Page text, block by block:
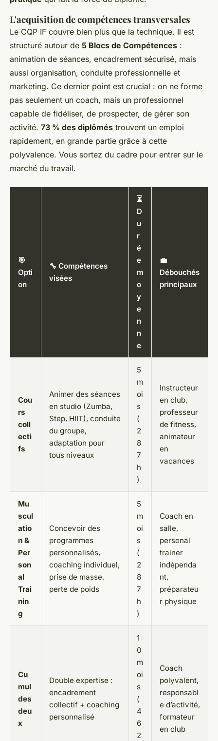
L'acquisition de compétences transversales
Le CQP IF couvre bien plus que la technique. Il est
structuré autour de 5 Blocs de Compétences :
animation de séances, encadrement sécurisé, mais
aussi organisation, conduite professionnelle et
marketing. Ce dernier point est crucial : on ne forme
pas seulement un coach, mais un professionnel
capable de fidéliser, de prospecter, de gérer son
activité. 73 % des diplômés trouvent un emploi
rapidement, en grande partie grâce à cette
polyvalence. Vous sortez du cadre pour entrer sur le
marché du travail.
🎯
Opti
on
🔧 Compétences
visées
⏳
D
u
r
é
e
m
o
y
e
n
n
e
💼
Débouchés
principaux
Cou
rs
coll
ecti
fs
Animer des séances
en studio (Zumba,
Step, HIIT), conduite
du groupe,
adaptation pour
tous niveaux
5
m
oi
s
(
2
8
7
h
)
Instructeur
en club,
professeur
de fitness,
animateur
en
vacances
Mu
scul
atio
n &
Per
son
al
Trai
nin
g
Concevoir des
programmes
personnalisés,
coaching individuel,
prise de masse,
perte de poids
5
m
oi
s
(
2
8
7
h
)
Coach en
salle,
personal
trainer
indépenda
nt,
préparateu
r physique
Cu
mul
des
deu
x
Double expertise :
encadrement
collectif + coaching
personnalisé
1
0
m
oi
s
(
4
6
2
Coach
polyvalent,
responsabl
e d’activité,
formateur
en club